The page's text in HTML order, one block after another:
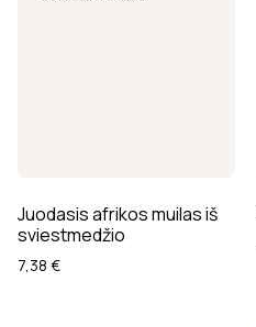
Juodasis afrikos muilas iš
sviestmedžio
7,38 €